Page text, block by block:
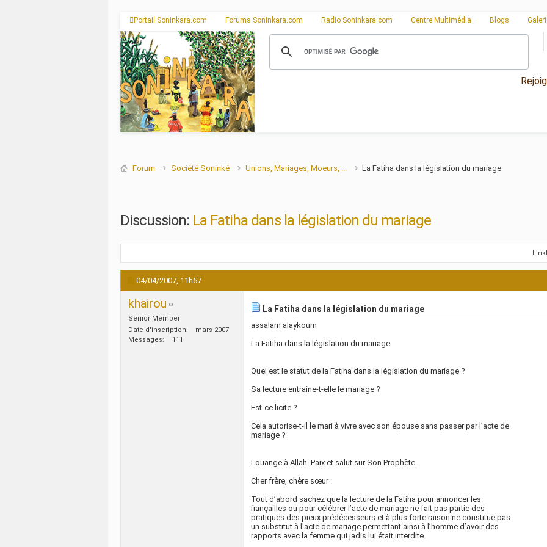
Portail Soninkara.com Forums Soninkara.com Radio Soninkara.com Centre Multimédia Blogs
Forum Société Soninké Unions, Mariages, Moeurs, ... La Fatiha dans la législation du mariage
Discussion: La Fatiha dans la législation du mariage
04/04/2007, 11h57
khairou
Senior Member
Date d'inscription
mars 2007
Messages
111
La Fatiha dans la législation du mariage
assalam alaykoum
La Fatiha dans la législation du mariage
Quel est le statut de la Fatiha dans la législation du mariage ?
Sa lecture entraine-t-elle le mariage ?
Est-ce licite ?
Cela autorise-t-il le mari à vivre avec son épouse sans passer par l’acte de
mariage ?
Louange à Allah. Paix et salut sur Son Prophète.
Cher frère, chère sœur :
Tout d’abord sachez que la lecture de la Fatiha pour annoncer les
fiançailles ou pour célébrer l’acte de mariage ne fait pas partie des
pratiques des pieux prédécesseurs et à plus forte raison ne constitue pas
un substitut à l'acte de mariage permettant ainsi à l’homme d’avoir des
rapports avec la femme qui jadis lui était interdite.